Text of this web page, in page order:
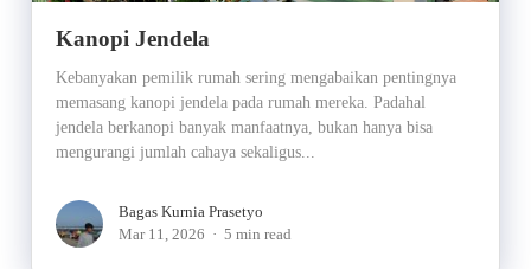
Kanopi Jendela
Kebanyakan pemilik rumah sering mengabaikan pentingnya
memasang kanopi jendela pada rumah mereka. Padahal
jendela berkanopi banyak manfaatnya, bukan hanya bisa
mengurangi jumlah cahaya sekaligus...
Bagas Kurnia Prasetyo
Mar 11, 2026
5 min read